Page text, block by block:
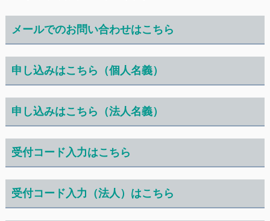
メールでのお問い合わせはこちら
申し込みはこちら（個人名義）
申し込みはこちら（法人名義）
受付コード入力はこちら
受付コード入力（法人）はこちら